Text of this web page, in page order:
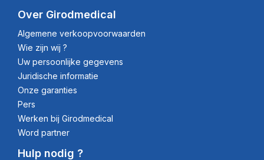
Over Girodmedical
Algemene verkoopvoorwaarden
Wie zijn wij ?
Uw persoonlijke gegevens
Juridische informatie
Onze garanties
Pers
Werken bij Girodmedical
Word partner
Hulp nodig ?